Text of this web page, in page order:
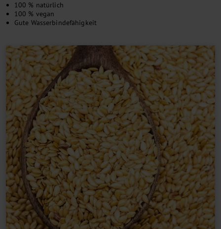
100 % natürlich
100 % vegan
Gute Wasserbindefähigkeit